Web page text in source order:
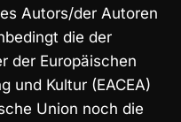
Autors/der Autoren
die der
der Europäischen
und Kultur (EACEA)
Union noch die